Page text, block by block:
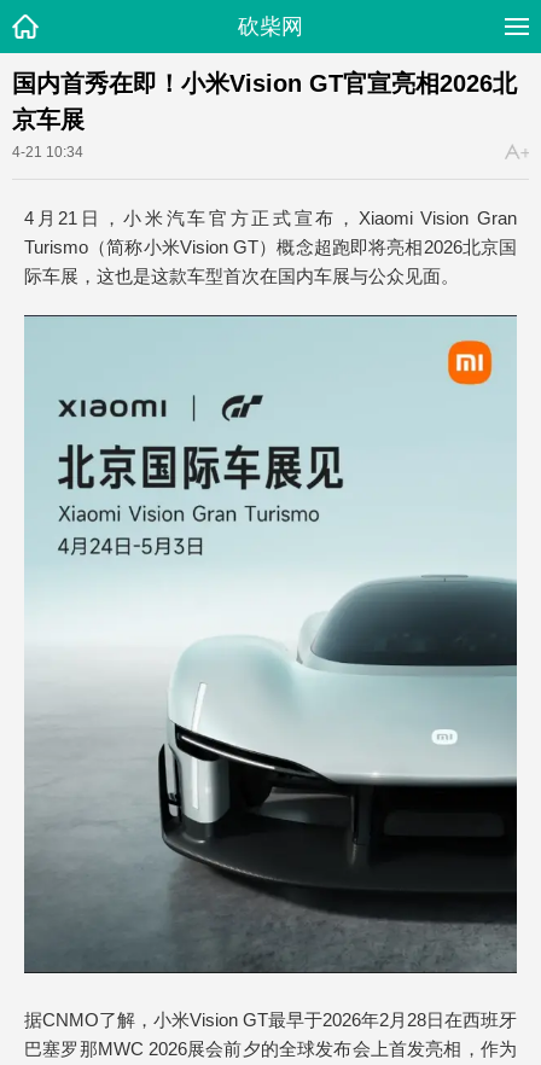
砍柴网
国内首秀在即！小米Vision GT官宣亮相2026北
京车展
4-21 10:34
4月21日，小米汽车官方正式宣布，Xiaomi Vision Gran
Turismo（简称小米Vision GT）概念超跑即将亮相2026北京国
际车展，这也是这款车型首次在国内车展与公众见面。
据CNMO了解，小米Vision GT最早于2026年2月28日在西班牙
巴塞罗那MWC 2026展会前夕的全球发布会上首发亮相，作为